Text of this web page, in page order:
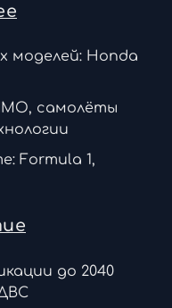
моделей: Honda
самолёты
Formula 1,
до 2040